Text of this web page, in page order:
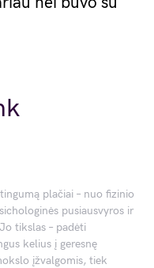
plačiai – nuo fizinio
pusiausvyros ir
tikslas – padėti
kelius į geresnę
įžvalgomis, tiek